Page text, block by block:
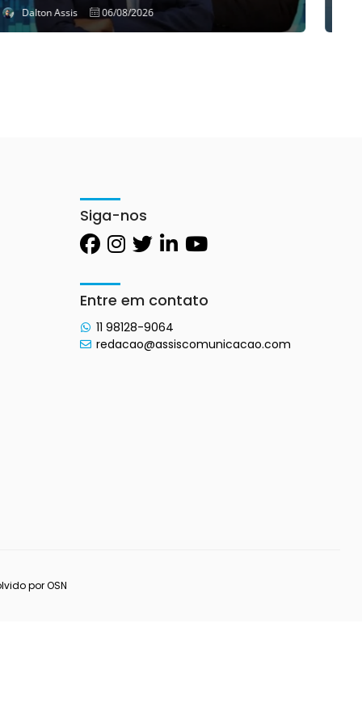
Dalton Assis 06/08/2026
Siga-nos
Entre em contato
11 98128-9064
redacao@assiscomunicacao.com
porOSN